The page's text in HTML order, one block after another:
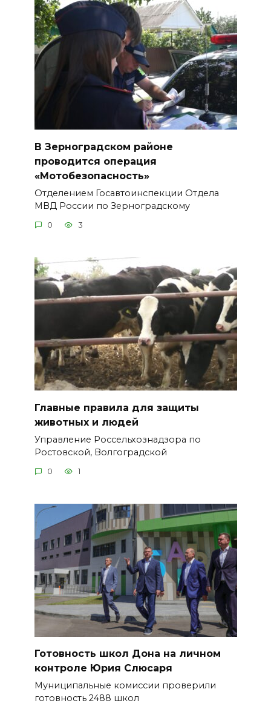
В Зерноградском районе
проводится операция
«Мотобезопасность»
Отделением Госавтоинспекции Отдела
МВД России по Зерноградскому
0 3
Главные правила для защиты
животных и людей
Управление Россельхознадзора по
Ростовской, Волгоградской
0 1
Готовность школ Дона на личном
контроле Юрия Слюсаря
Муниципальные комиссии проверили
готовность 2488 школ